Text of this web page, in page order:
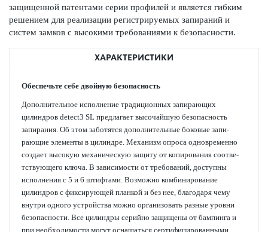
защищенной патентами серии профилей и является гибким
решением для реал­изации регис­триру­емых запираний и
систем замков с выс­окими требованиями к безоп­асности.
ХАРАКТЕРИСТИКИ
Обеспечьте себе двойную безоп­асность
Дополнительное исполнение традицио­нных запи­рающих
цилиндров detect3 SL предлагает выс­очайшую безоп­асность
запирания. Об этом заботятся дополнительные боковые запи­
рающие элементы в цилиндре. Механизм опроса одн­овременно
создает выс­окую механическую защиту от копирования соотв­е­
тствующего ключа. В зав­исимости от требований, дос­тупны
исполнения с 5 и 6 штифтами. Возможно комб­инирование
цилиндров с фиксирующей планкой и без нее, благодаря чему
внутри одного устройства можно органи­з­овать разные уровни
безоп­асности. Все цилиндры сер­ийно защищены от бампинга и
при нео­б­ход­имости могут оснащаться сертифицированными